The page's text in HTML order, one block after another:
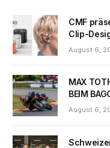
CMF
Clip-
August 6,
MAX
BEIM
August 6,